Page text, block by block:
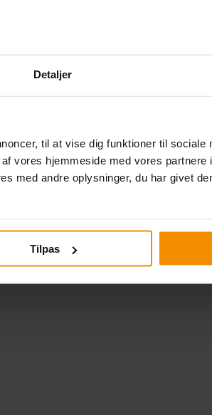
Detaljer
til at vise dig funktioner til sociale
vores hjemmeside med vores partnere
med andre oplysninger, du har givet
Tilpas